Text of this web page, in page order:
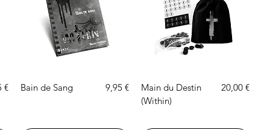
€ Aperçu rapide
Bain de Sang Prix
9,95 € Aperçu rapide
Main du Destin
(Within)
Prix
20,00 €